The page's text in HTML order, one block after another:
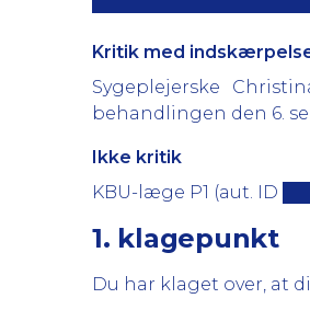
Kritik med
Sygeplejerske
behandlingen den 6.
Ikke kritik
KBU-læge P1 (aut. ID
1. klagepunkt
Du har klaget over, at